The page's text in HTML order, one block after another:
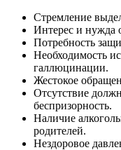
Стремление
Интерес и нужда
Потребность
Необходимость
галлюцинации.
Жестокое
Отсутствие
беспризорность.
Наличие
родителей.
Нездоровое